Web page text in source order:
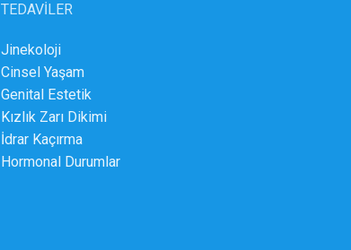
TEDAVİLER
Jinekoloji
Cinsel Yaşam
Genital Estetik
Kızlık Zarı Dikimi
İdrar Kaçırma
Hormonal Durumlar